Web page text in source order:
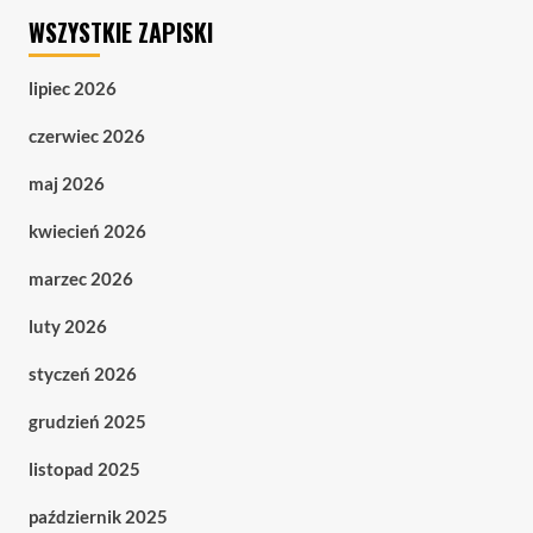
WSZYSTKIE ZAPISKI
lipiec 2026
czerwiec 2026
maj 2026
kwiecień 2026
marzec 2026
luty 2026
styczeń 2026
grudzień 2025
listopad 2025
październik 2025